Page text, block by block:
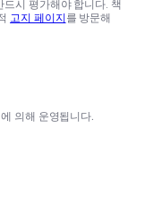
시 평가해야 합니다. 책
고지 페이지를 방문해
의해 운영됩니다.